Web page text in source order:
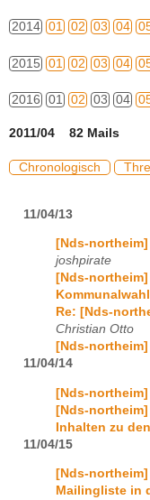
2014 01 02 03 04
2015 01 02 03 04
2016 01 02 03 04
2011/04 82 Mails
Chronologisch
11/04/13
[Nds-
joshpirate
[Nds-
Re: [Nds-
Christian Otto
[Nds-
11/04/14
[Nds-
[Nds-
Inhalten zu
11/04/15
[Nds-
Mailingliste in